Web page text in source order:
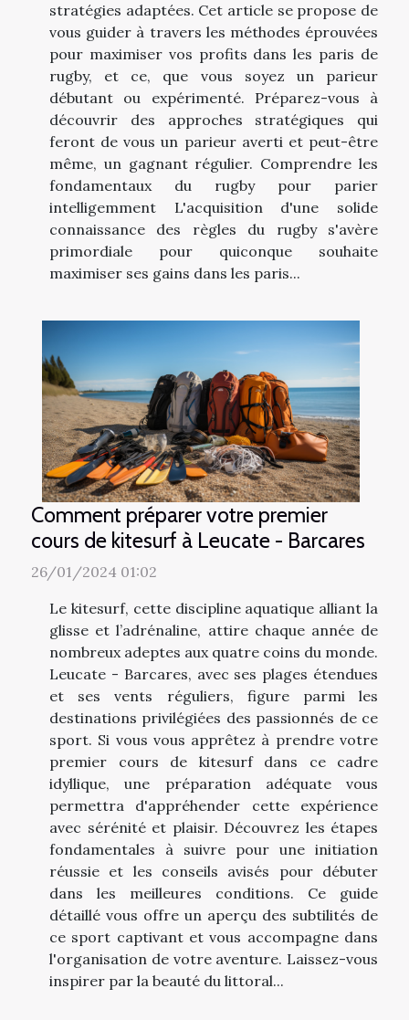
stratégies adaptées. Cet article se propose de
vous guider à travers les méthodes éprouvées
pour maximiser vos profits dans les paris de
rugby, et ce, que vous soyez un parieur
débutant ou expérimenté. Préparez-vous à
découvrir des approches stratégiques qui
feront de vous un parieur averti et peut-être
même, un gagnant régulier. Comprendre les
fondamentaux du rugby pour parier
intelligemment L'acquisition d'une solide
connaissance des règles du rugby s'avère
primordiale pour quiconque souhaite
maximiser ses gains dans les paris...
Comment préparer votre premier
cours de kitesurf à Leucate - Barcares
26/01/2024 01:02
Le kitesurf, cette discipline aquatique alliant la
glisse et l’adrénaline, attire chaque année de
nombreux adeptes aux quatre coins du monde.
Leucate - Barcares, avec ses plages étendues
et ses vents réguliers, figure parmi les
destinations privilégiées des passionnés de ce
sport. Si vous vous apprêtez à prendre votre
premier cours de kitesurf dans ce cadre
idyllique, une préparation adéquate vous
permettra d'appréhender cette expérience
avec sérénité et plaisir. Découvrez les étapes
fondamentales à suivre pour une initiation
réussie et les conseils avisés pour débuter
dans les meilleures conditions. Ce guide
détaillé vous offre un aperçu des subtilités de
ce sport captivant et vous accompagne dans
l'organisation de votre aventure. Laissez-vous
inspirer par la beauté du littoral...